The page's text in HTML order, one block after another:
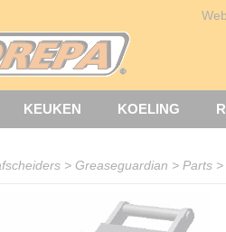
KEUKEN KOELING
> Greaseguardian > Parts >